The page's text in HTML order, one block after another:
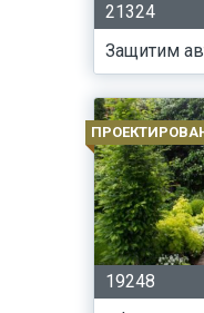
21324
Защитим
19248